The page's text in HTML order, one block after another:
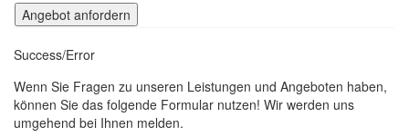
Success/Error
Wenn Sie Fragen zu unseren Leistungen und Angeboten haben,
können Sie das folgende Formular nutzen! Wir werden uns
umgehend bei Ihnen melden.